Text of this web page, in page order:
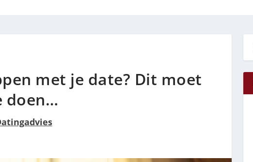
met je date? Dit moet
doen…